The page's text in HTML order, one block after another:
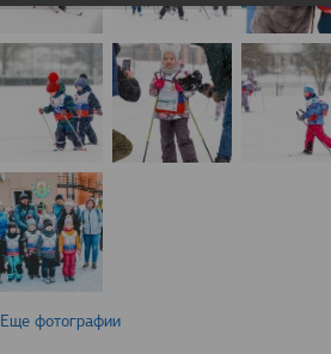
Еще фотографии